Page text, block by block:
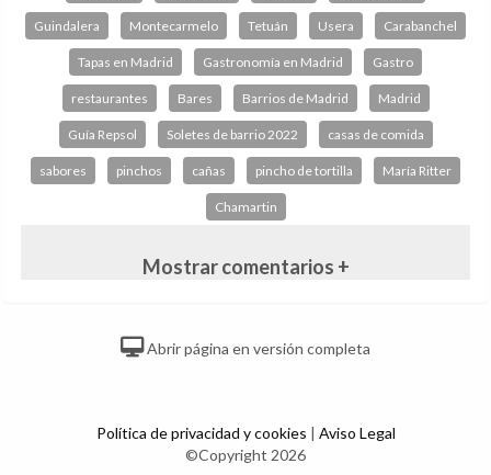
Guindalera Montecarmelo Tetuán Usera Carabanchel
Tapas en Madrid Gastronomía en Madrid Gastro
restaurantes Bares Barrios de Madrid Madrid
Guía Repsol Soletes de barrio 2022 casas de comida
sabores pinchos cañas pincho de tortilla María Ritter
Chamartin
Mostrar comentarios +
Abrir página en versión completa
Política de privacidad y cookies | Aviso Legal
©Copyright 2026